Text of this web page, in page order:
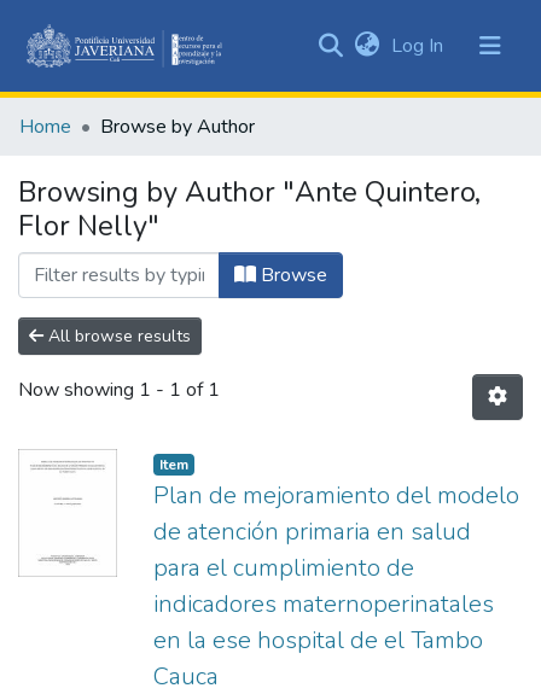
&
All of DSpace
Log In (current)
Home Browse by Author
Browsing by Author "Ante Quintero,
Flor Nelly"
Browse
All browse results
Now showing 1 - 1 of 1
Item
Plan de mejoramiento del modelo
de atención primaria en salud
para el cumplimiento de
indicadores maternoperinatales
en la ese hospital de el Tambo
Cauca